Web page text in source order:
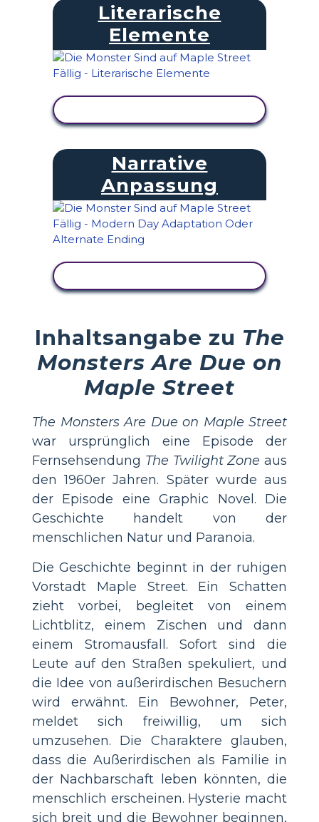
Literarische
Elemente
Narrative
Anpassung
Inhaltsangabe zu The
Monsters Are Due on
Maple Street
The Monsters Are Due on Maple Street
war ursprünglich eine Episode der
Fernsehsendung The Twilight Zone aus
den 1960er Jahren. Später wurde aus
der Episode eine Graphic Novel. Die
Geschichte handelt von der
menschlichen Natur und Paranoia.
Die Geschichte beginnt in der ruhigen
Vorstadt Maple Street. Ein Schatten
zieht vorbei, begleitet von einem
Lichtblitz, einem Zischen und dann
einem Stromausfall. Sofort sind die
Leute auf den Straßen spekuliert, und
die Idee von außerirdischen Besuchern
wird erwähnt. Ein Bewohner, Peter,
meldet sich freiwillig, um sich
umzusehen. Die Charaktere glauben,
dass die Außerirdischen als Familie in
der Nachbarschaft leben könnten, die
menschlich erscheinen. Hysterie macht
sich breit und die Bewohner beginnen,